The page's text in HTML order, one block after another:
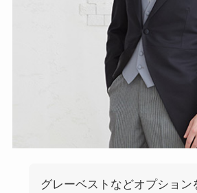
グレーベストなどオプション